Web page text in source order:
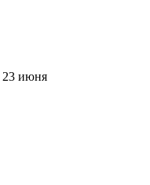
23 июня